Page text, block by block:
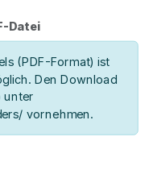
Datei
(PDF-Format) ist
Den Download
unter
vornehmen.